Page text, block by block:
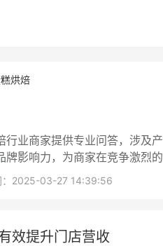
烘焙
行业商家提供专业问答，涉及
影响力，为商家在竞争激烈
：2025-03-27 14:39:56
效提升门店营收